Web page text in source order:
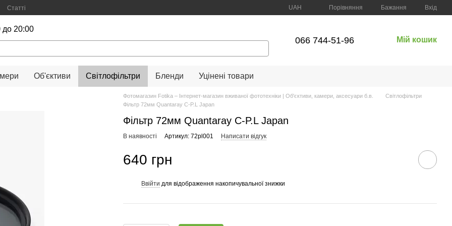
Статті UAH Порівняння Бажання Вхід
20:00
066 744-51-96 Мій кошик
Об'єктиви Світлофільтри Бленди Уцінені товари
Фотомагазин Fotika – Інтернет-магазин вживаної фототехніки | Об'єктиви, камери, аксесуари б.в.
Світлофільтри
Фільтр 72мм Quantaray C-P.L Japan
Фільтр 72мм Quantaray C-P.L Japan
В наявності Артикул: 72pl001 Написати відгук
640 грн
Ввійти для відображення накопичувальної знижки